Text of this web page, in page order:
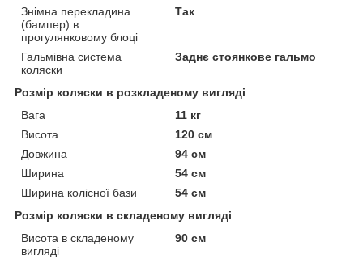
Знімна перекладина
(бампер) в
прогулянковому блоці
Так
Гальмівна система
коляски
Заднє стоянкове гальмо
Розмір коляски в розкладеному вигляді
Вага
11 кг
Висота
120 см
Довжина
94 см
Ширина
54 см
Ширина колісної бази
54 см
Розмір коляски в складеному вигляді
Висота в складеному
вигляді
90 см